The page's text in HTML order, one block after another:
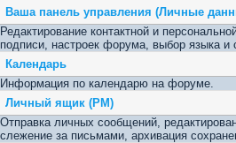
Ваша панель управления (Личные
Редактирование контактной и
подписи, настроек форума, выбор языка и
Календарь
Информация по календарю на форуме.
Личный ящик (PM)
Отправка личных сообщений,
слежение за письмами, архивация